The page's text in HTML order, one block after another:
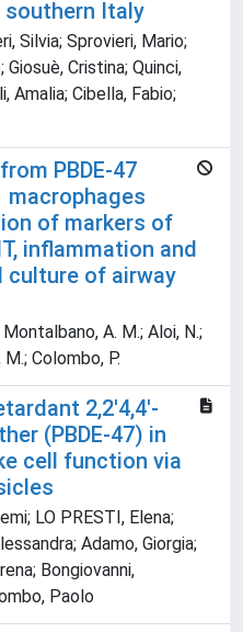
Italy
Silvia; Sprovieri, Mario;
Giosuè, Cristina; Quinci,
Amalia; Cibella, Fabio;
PBDE-47
macrophages
of markers of
inflammation and
culture of airway
A. M.; Aloi, N.;
Colombo, P.
2,2'4,4'-
(PBDE-47) in
cell function via
LO PRESTI, Elena;
Adamo, Giorgia;
Bongiovanni,
Paolo